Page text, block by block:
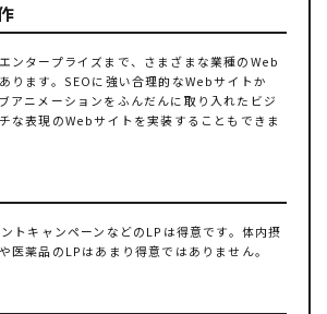
ンタープライズまで、さまざまな業種のWeb
ります。SEOに強い合理的なWebサイトか
アニメーションをふんだんに取り入れたビジ
な表現のWebサイトを実装することもできま
トキャンペーンなどのLPは得意です。体内摂
医薬品のLPはあまり得意ではありません。